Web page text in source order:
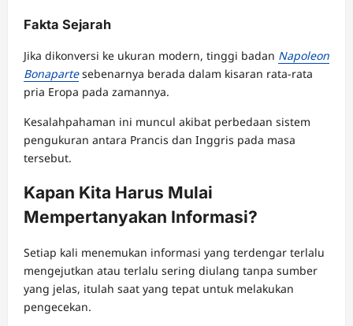
Fakta Sejarah
Jika dikonversi ke ukuran modern, tinggi badan Napoleon
Bonapartesebenarnya berada dalam kisaran rata-rata
pria Eropa pada zamannya.
Kesalahpahaman ini muncul akibat perbedaan sistem
pengukuran antara Prancis dan Inggris pada masa
tersebut.
Kapan Kita Harus Mulai
Mempertanyakan Informasi?
Setiap kali menemukan informasi yang terdengar terlalu
mengejutkan atau terlalu sering diulang tanpa sumber
yang jelas, itulah saat yang tepat untuk melakukan
pengecekan.